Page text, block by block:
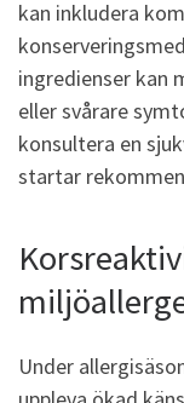
kan inkludera
ingredienser kan
eller svårare
konsultera en
startar
Under